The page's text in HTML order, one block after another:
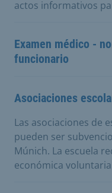
actos informativos
Examen médico -
funcionario
Asociaciones
Las asociaciones de
pueden ser
Múnich. La escuela
económica